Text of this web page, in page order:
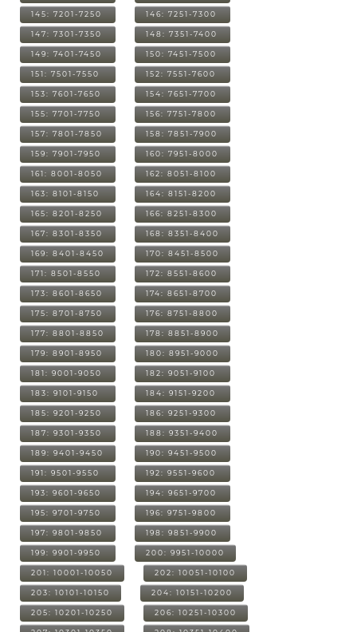
145: 7201-7250 146: 7251-7300
147: 7301-7350 148: 7351-7400
149: 7401-7450 150: 7451-7500
151: 7501-7550 152: 7551-7600
153: 7601-7650 154: 7651-7700
155: 7701-7750 156: 7751-7800
157: 7801-7850 158: 7851-7900
159: 7901-7950 160: 7951-8000
161: 8001-8050 162: 8051-8100
163: 8101-8150 164: 8151-8200
165: 8201-8250 166: 8251-8300
167: 8301-8350 168: 8351-8400
169: 8401-8450 170: 8451-8500
171: 8501-8550 172: 8551-8600
173: 8601-8650 174: 8651-8700
175: 8701-8750 176: 8751-8800
177: 8801-8850 178: 8851-8900
179: 8901-8950 180: 8951-9000
181: 9001-9050 182: 9051-9100
183: 9101-9150 184: 9151-9200
185: 9201-9250 186: 9251-9300
187: 9301-9350 188: 9351-9400
189: 9401-9450 190: 9451-9500
191: 9501-9550 192: 9551-9600
193: 9601-9650 194: 9651-9700
195: 9701-9750 196: 9751-9800
197: 9801-9850 198: 9851-9900
199: 9901-9950 200: 9951-10000
201: 10001-10050 202: 10051-10100
203: 10101-10150 204: 10151-10200
205: 10201-10250 206: 10251-10300